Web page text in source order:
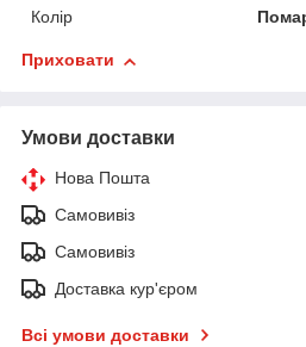
Колір
Приховати
Умови доставки
Нова Пошта
Самовивіз
Самовивіз
Доставка кур'єром
Всі умови доставки